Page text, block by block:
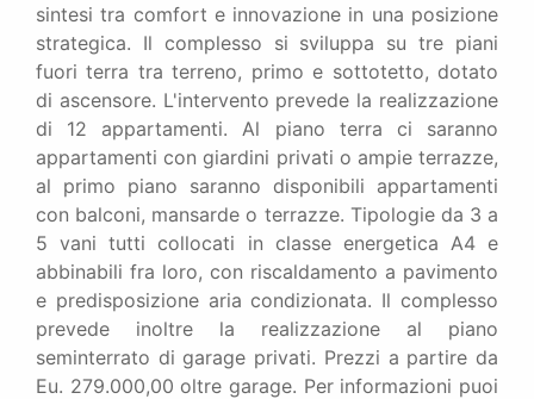
sintesi tra comfort e innovazione in una posizione
strategica. Il complesso si sviluppa su tre piani
fuori terra tra terreno, primo e sottotetto, dotato
di ascensore. L'intervento prevede la realizzazione
di 12 appartamenti. Al piano terra ci saranno
appartamenti con giardini privati o ampie terrazze,
al primo piano saranno disponibili appartamenti
con balconi, mansarde o terrazze. Tipologie da 3 a
5 vani tutti collocati in classe energetica A4 e
abbinabili fra loro, con riscaldamento a pavimento
e predisposizione aria condizionata. Il complesso
prevede inoltre la realizzazione al piano
seminterrato di garage privati. Prezzi a partire da
Eu. 279.000,00 oltre garage. Per informazioni puoi